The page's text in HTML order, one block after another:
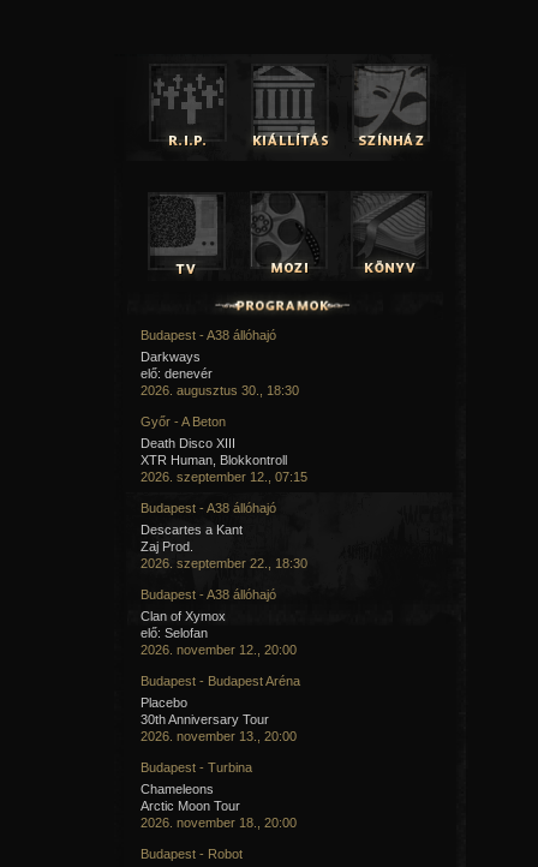
Budapest - A38 állóhajó
Darkways
elő: denevér
2026. augusztus 30., 18:30
Győr - A Beton
Death Disco XIII
XTR Human, Blokkontroll
2026. szeptember 12., 07:15
Budapest - A38 állóhajó
Descartes a Kant
Zaj Prod.
2026. szeptember 22., 18:30
Budapest - A38 állóhajó
Clan of Xymox
elő: Selofan
2026. november 12., 20:00
Budapest - Budapest Aréna
Placebo
30th Anniversary Tour
2026. november 13., 20:00
Budapest - Turbina
Chameleons
Arctic Moon Tour
2026. november 18., 20:00
Budapest - Robot